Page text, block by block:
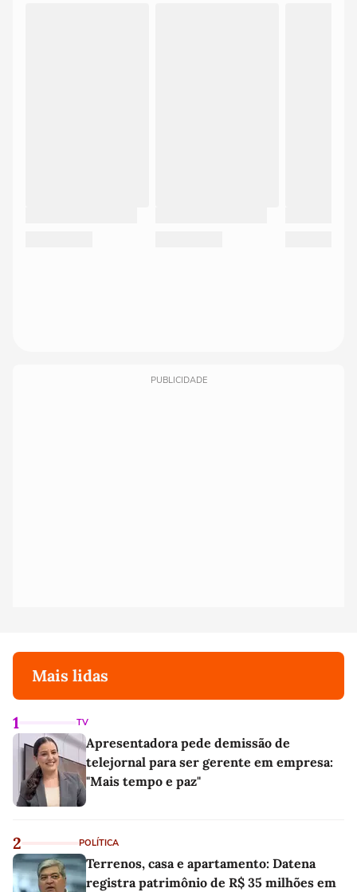
PUBLICIDADE
Mais lidas
1 TV
Apresentadora pede demissão de
telejornal para ser gerente em empresa:
"Mais tempo e paz"
2 POLÍTICA
Terrenos, casa e apartamento: Datena
registra patrimônio de R$ 35 milhões em